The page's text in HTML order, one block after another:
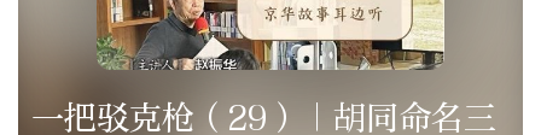
一把驳克枪（29）｜胡同命名三